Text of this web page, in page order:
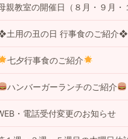
親教室の開催日（８月・９月・
土用の丑の日 行事食のご紹介❖
七夕行事食のご紹介
ハンバーガーランチのご紹介
・電話受付変更のお知らせ